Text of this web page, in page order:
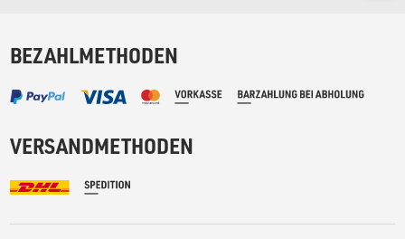
BEZAHLMETHODEN
VERSANDMETHODEN